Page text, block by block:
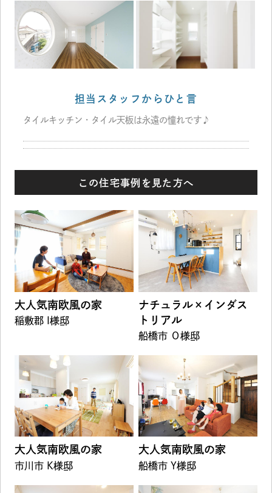
担当スタッフからひと言
タイルキッチン・タイル天板は永遠の憧れです♪
この住宅事例を見た方へ
大人気南欧風の家
稲敷郡 I様邸
ナチュラル×インダス
トリアル
船橋市 Ｏ様邸
大人気南欧風の家
市川市 K様邸
大人気南欧風の家
船橋市 Y様邸